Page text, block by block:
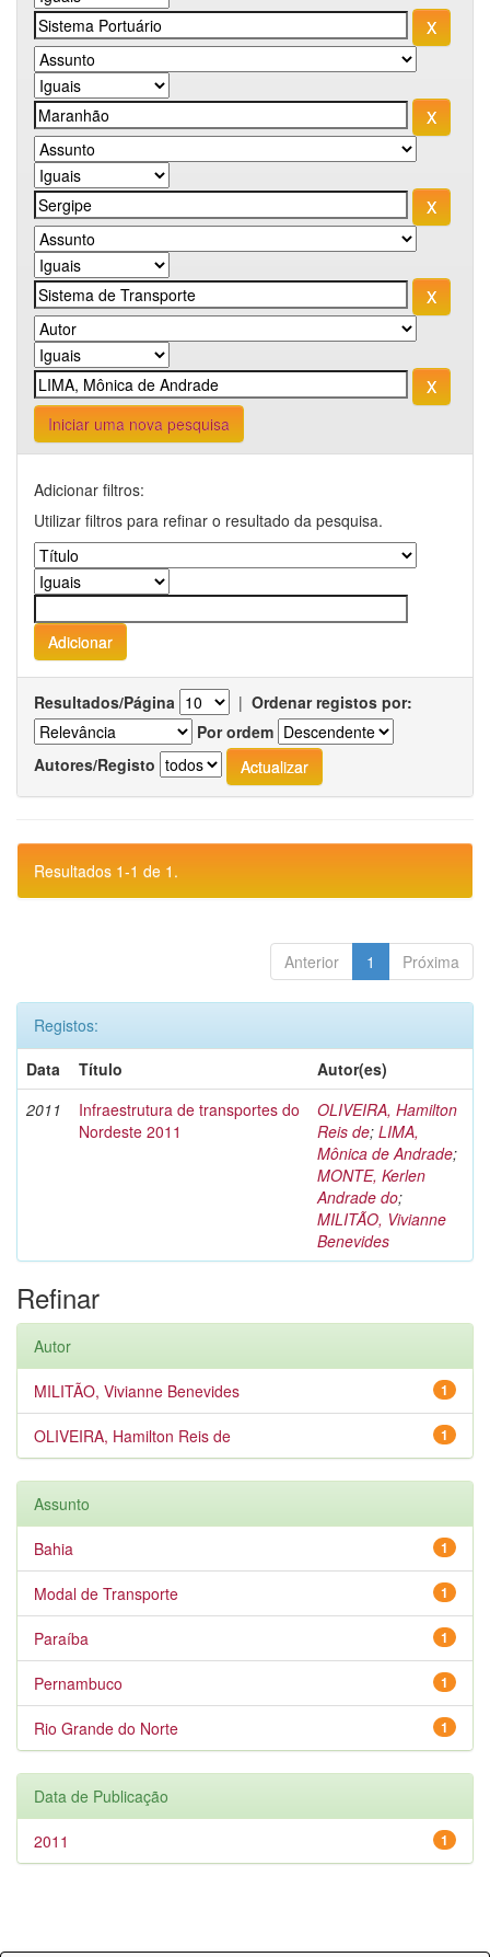
Iniciar uma nova pesquisa
Adicionar filtros:
Utilizar filtros para refinar o resultado da pesquisa.
Resultados/Página | Ordenar registos por:
Por ordem
Autores/Registo
Resultados 1-1 de 1.
Anterior 1 Próxima
Registos:
Data
Título
Autor(es)
2011
Infraestrutura de transportes do
Nordeste 2011
OLIVEIRA, Hamilton
Reis de; LIMA,
Mônica de Andrade;
MONTE, Kerlen
Andrade do;
MILITÃO, Vivianne
Benevides
Refinar
Autor
1
MILITÃO, Vivianne Benevides
1
OLIVEIRA, Hamilton Reis de
Assunto
1
Bahia
1
Modal de Transporte
1
Paraíba
1
Pernambuco
1
Rio Grande do Norte
Data de Publicação
1
2011